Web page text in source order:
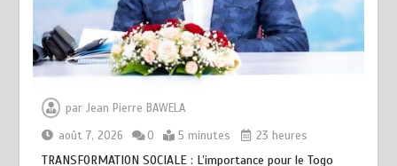
parJean Pierre BAWELA
août 7, 2026
0 5 minutes 23 heures
TRANSFORMATION SOCIALE : L’importance pour le Togo